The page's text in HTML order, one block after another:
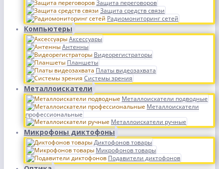
Защита переговоров
Защита средств связи
Радиомониторинг сетей
Компьютеры
Аксессуары
Антенны
Видеорегистраторы
Планшеты
Платы видеозахвата
Системы зрения
Металлоискатели
Металлоискатели подводные
Металлоискатели
профессиональные
Металлоискатели ручные
Микрофоны диктофоны
Диктофонов товары
Микрофонов товары
Подавители диктофонов